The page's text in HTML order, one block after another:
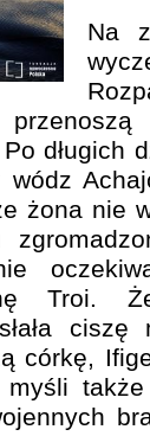
Na
długich
wódz
żona nie
Troi.
córkę,